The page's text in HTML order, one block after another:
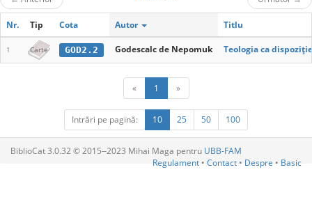
Nr. Tip Cota Autor Titlu
1 Carte GOD2.2 Godescalc de Nepomuk Teologia ca
« 1 »
Intrări pe pagină: 10 25 50 100
BiblioCat 3.0.32 © 2015‒2023 Mihai Maga pentru UBB-FAM
Regulament • Contact • Despre • Basic